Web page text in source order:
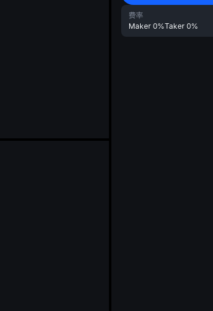
费率
Maker 0%Taker 0%